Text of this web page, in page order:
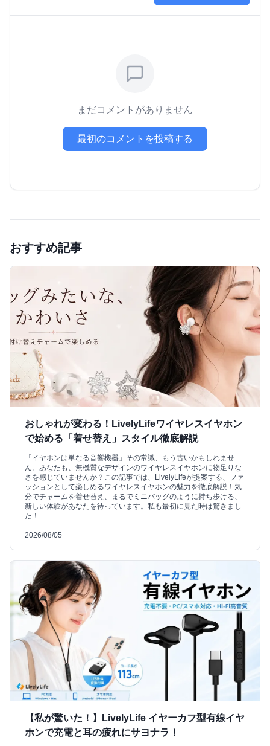
まだコメントがありません
最初のコメントを投稿する
おすすめ記事
おしゃれが変わる！LivelyLifeワイヤレスイヤホン
で始める「着せ替え」スタイル徹底解説
「イヤホンは単なる音響機器」その常識、もう古いかもしれませ
ん。あなたも、無機質なデザインのワイヤレスイヤホンに物足りな
さを感じていませんか？この記事では、LivelyLifeが提案する、ファ
ッションとして楽しめるワイヤレスイヤホンの魅力を徹底解説！気
分でチャームを着せ替え、まるでミニバッグのように持ち歩ける、
新しい体験があなたを待っています。私も最初に見た時は驚きまし
た！
2026/08/05
【私が驚いた！】LivelyLife イヤーカフ型有線イヤ
ホンで充電と耳の疲れにサヨナラ！